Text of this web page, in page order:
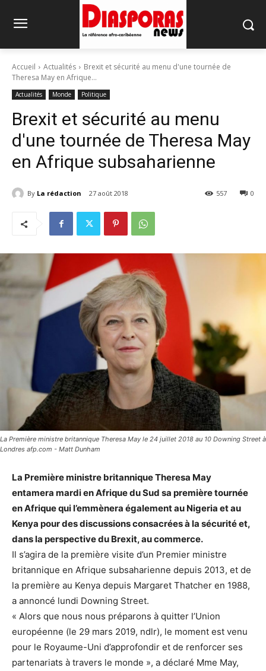
Accueil Actualités
Brexit et sécurité au menu d'une tournée de
Theresa May en Afrique...
Actualités Monde Politique
Brexit et sécurité au menu
d'une tournée de Theresa May
en Afrique subsaharienne
By La rédaction 27 août 2018 0
557
La Première ministre britannique Theresa May le 24 juillet 2018 au 10 Downing Street à
Londres afp.com - Matt Dunham
La Première ministre britannique Theresa May
entamera mardi en Afrique du Sud sa première tournée
en Afrique qui l’emmènera également au Nigeria et au
Kenya pour des discussions consacrées à la sécurité et,
dans la perspective du Brexit, au commerce.
Il s’agira de la première visite d’un Premier ministre
britannique en Afrique subsaharienne depuis 2013, et de
la première au Kenya depuis Margaret Thatcher en 1988,
a annoncé lundi Downing Street.
« Alors que nous nous préparons à quitter l’Union
européenne (le 29 mars 2019, ndlr), le moment est venu
pour le Royaume-Uni d’approfondir et de renforcer ses
partenariats à travers le monde », a déclaré Mme May,